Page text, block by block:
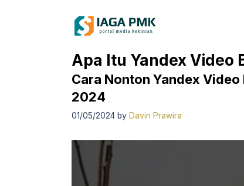
Apa Itu Yandex Video
Cara Nonton Yandex
2024
01/05/2024 by Davin Prawira